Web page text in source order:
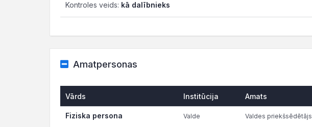
Kontroles veids: kā dalībnieks
Amatpersonas
Vārds Institūcija Amats
Fiziska persona Valde Valdes priekšsēdētājs